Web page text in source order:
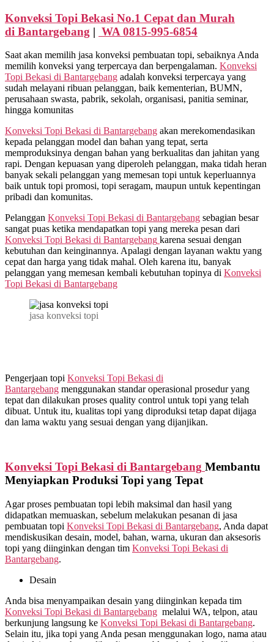
Konveksi Topi Bekasi No.1 Cepat dan Murah
di Bantargebang | WA 0815-995-6854
Saat akan memilih jasa konveksi pembuatan topi, sebaiknya Anda
memilih konveksi yang terpercaya dan berpengalaman. Konveksi
Topi Bekasi di Bantargebang adalah konveksi terpercaya yang
sudah melayani ribuan pelanggan, baik kementerian, BUMN,
perusahaan swasta, pabrik, sekolah, organisasi, panitia seminar,
hingga komunitas
Konveksi Topi Bekasi di Bantargebang akan merekomendasikan
kepada pelanggan model dan bahan yang tepat, serta
memproduksinya dengan bahan yang berkualitas dan jahitan yang
rapi. Dengan kepuasan yang diperoleh pelanggan, maka tidah heran
banyak sekali pelanggan yang memesan topi untuk keperluannya
baik untuk topi promosi, topi seragam, maupun untuk kepentingan
pribadi dan komunitas.
Pelanggan Konveksi Topi Bekasi di Bantargebang sebagian besar
sangat puas ketika mendapatkan topi yang mereka pesan dari
Konveksi Topi Bekasi di Bantargebang karena sesuai dengan
kebutuhan dan keinginannya. Apalagi dengan layanan waktu yang
cepat dan harga yang tidak mahal. Oleh karena itu, banyak
pelanggan yang memesan kembali kebutuhan topinya di Konveksi
Topi Bekasi di Bantargebang
jasa konveksi topi
Pengerjaan topi Konveksi Topi Bekasi di
Bantargebang menggunakan standar operasional prosedur yang
tepat dan dilakukan proses quality control untuk topi yang telah
dibuat. Untuk itu, kualitas topi yang diproduksi tetap dapat dijaga
dan lama waktu yang sesuai dengan yang dijanjikan.
Konveksi Topi Bekasi di Bantargebang Membantu
Menyiapkan Produksi Topi yang Tepat
Agar proses pembuatan topi lebih maksimal dan hasil yang
didapatkan memuaskan, sebelum melakukan pesanan di jasa
pembuatan topi Konveksi Topi Bekasi di Bantargebang, Anda dapat
mendiskusikan desain, model, bahan, warna, ukuran dan aksesoris
topi yang diinginkan dengan tim Konveksi Topi Bekasi di
Bantargebang.
Desain
Anda bisa menyampaikan desain yang diinginkan kepada tim
Konveksi Topi Bekasi di Bantargebang melalui WA, telpon, atau
berkunjung langsung ke Konveksi Topi Bekasi di Bantargebang.
Selain itu, jika topi yang Anda pesan menggunakan logo, nama atau